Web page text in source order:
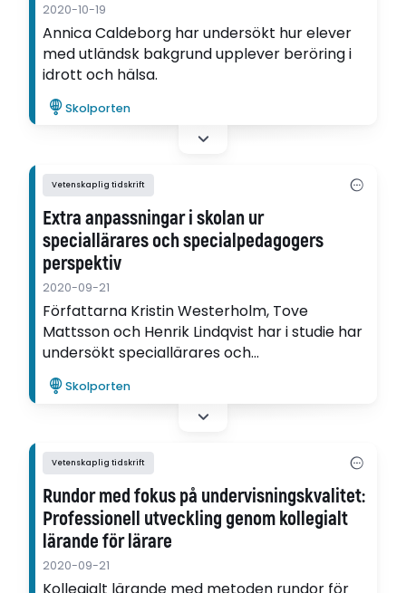
2020-10-19
Annica Caldeborg har undersökt hur elever
med utländsk bakgrund upplever beröring i
idrott och hälsa.
Skolporten
Vetenskaplig tidskrift
Extra anpassningar i skolan ur
speciallärares och specialpedagogers
perspektiv
2020-09-21
Författarna Kristin Westerholm, Tove
Mattsson och Henrik Lindqvist har i studie har
undersökt speciallärares och
specialpedagogers erfaren­heter av arbete
med extra anpassningar. Resultaten visar
bland annat att yrkesgrupperna har tilltro till
Skolporten
Vetenskaplig tidskrift
Rundor med fokus på undervisningskvalitet:
Professionell utveckling genom kollegialt
lärande för lärare
2020-09-21